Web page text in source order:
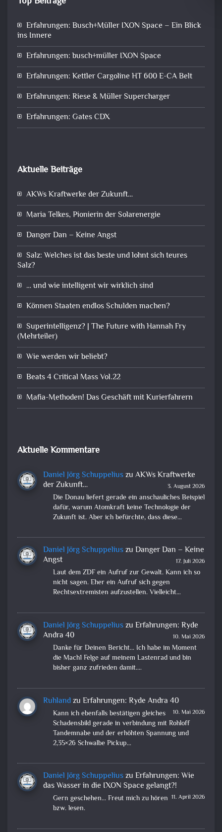
Erfahrungen: Busch+Müller IXON Space – Ein Blick
ins Innere
Erfahrungen: busch+müller IXON Space
Erfahrungen: Kettler Cargoline HT 600 E-CA Belt
Erfahrungen: Riese & Müller Supercharger
Erfahrungen: Gates CDX
Aktuelle Beiträge
AKWs Kraftwerke der Zukunft…
Maria Telkes, Pionierin der Solarenergie
Danger Dan – Keine Angst
Salz: Welches ist das beste und lohnt sich teures
Salz?
… und wie intelligent wir wirklich sind
Können Staaten endlos Schulden machen?
Superintelligenz? | The Future with Hannah Fry
(Mehrteiler)
Wie werden wir beliebt?
Beats 4 Critical Mass Vol.22
Mafia-Methoden! Das Geschäft mit Kurierfahrern
Aktuelle Kommentare
Daniel Jörg Schuppeliuszu AKWs Kraftwerke
der Zukunft…
3. August 2026
Die Donau liefert gerade ein anschauliches Beispiel
dafür, warum Atomkraft keine Technologie der
Zukunft ist. Aber ich befürchte, dass diese…
Daniel Jörg Schuppeliuszu Danger Dan – Keine
Angst
17. Juli 2026
Laut dem ZDF ein Aufruf zur Gewalt. Kann ich so
nicht sagen. Eher ein Aufruf sich gegen
Rechtsextremisten aufzustellen. Vielleicht…
Daniel Jörg Schuppeliuszu Erfahrungen: Ryde
Andra 40
10. Mai 2026
Danke für Deinen Bericht... Ich habe im Moment
die Mach1 Felge auf meinem Lastenrad und bin
bisher ganz zufrieden damit.…
Ruhlandzu Erfahrungen: Ryde Andra 40
10. Mai 2026
Kann ich ebenfalls bestätigen gleiches
Schadensbild gerade in verbindung mit Rohloff
Tandemnabe und der erhöhten Spannung und
2,35×26 Schwalbe Pickup…
Daniel Jörg Schuppeliuszu Erfahrungen: Wie
das Wasser in die IXON Space gelangt?!
11. April 2026
Gern geschehen... Freut mich zu hören
bzw. lesen.